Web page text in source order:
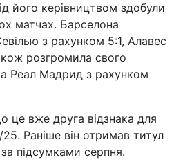
його керівництвом здобули
матчах. Барселона
з рахунком 5:1, Алавес
розгромила свого
Реал Мадрид з рахунком
це вже друга відзнака для
Раніше він отримав титул
підсумками серпня.